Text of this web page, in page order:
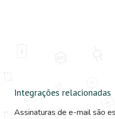
Integrações relacionadas
Assinaturas de e-mail são